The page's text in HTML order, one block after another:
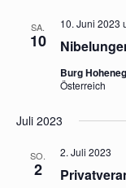
SA.
10
10. Juni 2023
Burg
Österreich
Juli 2023
SO.
2
2. Juli 2023